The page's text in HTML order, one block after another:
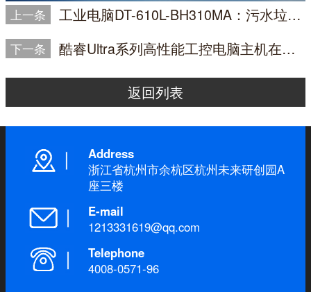
上一条 工业电脑DT-610L-BH310MA：污水垃圾焚烧项目数据采集与信息化平台优选
下一条 酷睿Ultra系列高性能工控电脑主机在海洋工程中的应用
返回列表
Address
浙江省杭州市余杭区杭州未来研创园A
座三楼
E-mail
1213331619@qq.com
Telephone
4008-0571-96